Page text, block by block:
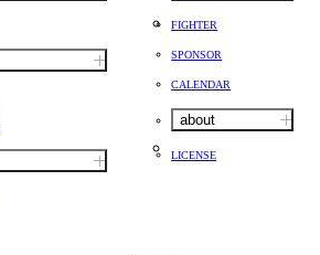
FIGHTER
SPONSOR
CALENDAR
about
LICENSE